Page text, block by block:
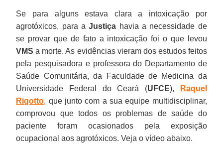
Se para alguns estava clara a intoxicação por
agrotóxicos, para aJustiça havia a necessidade de
se provar que de fato a intoxicação foi o que levou
VMS a morte. As evidências vieram dos estudos feitos
pela pesquisadora e professora do Departamento de
Saúde Comunitária, da Faculdade de Medicina da
Universidade Federal do Ceará (UFCE),
Raquel
Rigotto, que junto com a sua equipe multidisciplinar,
comprovou que todos os problemas de saúde do
paciente foram ocasionados pela exposição
ocupacional aos agrotóxicos. Veja o vídeo abaixo.